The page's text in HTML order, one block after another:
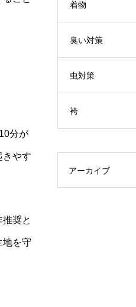
分が
きやす
奨と
地を守
着物
臭い対策
虫対策
袴
アーカイブ